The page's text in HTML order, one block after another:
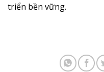
triển bền vững.